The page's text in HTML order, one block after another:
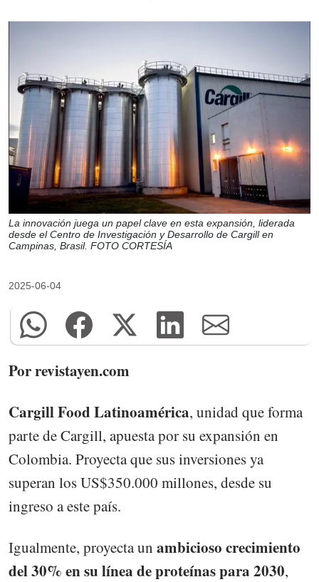
La innovación juega un papel clave en esta expansión, liderada
desde el Centro de Investigación y Desarrollo de Cargill en
Campinas, Brasil. FOTO CORTESÍA
2025-06-04
Por revistayen.com
Cargill Food Latinoamérica, unidad que forma
parte de Cargill, apuesta por su expansión en
Colombia. Proyecta que sus inversiones ya
superan los US$350.000 millones, desde su
ingreso a este país.
Igualmente, proyecta un ambicioso crecimiento
del 30% en su línea de proteínas para 2030,